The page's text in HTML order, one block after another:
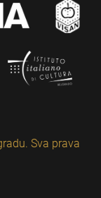
Sva prava